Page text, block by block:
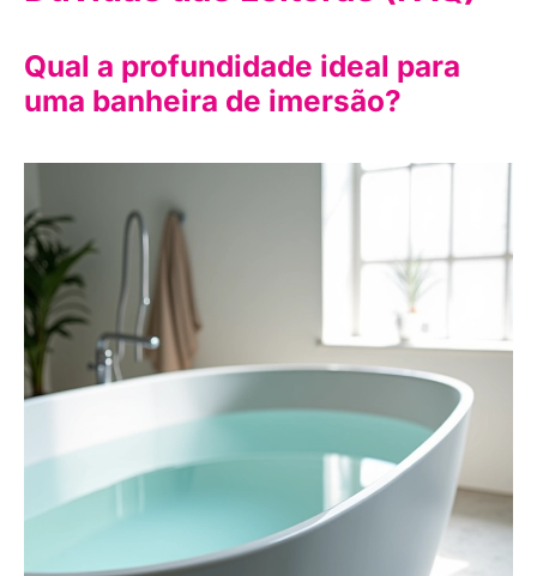
Qual a profundidade ideal para
uma banheira de imersão?